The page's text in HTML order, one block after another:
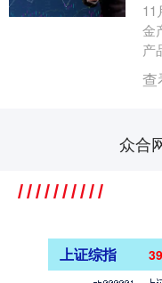
11
金
产
方
查
众合
上证综指